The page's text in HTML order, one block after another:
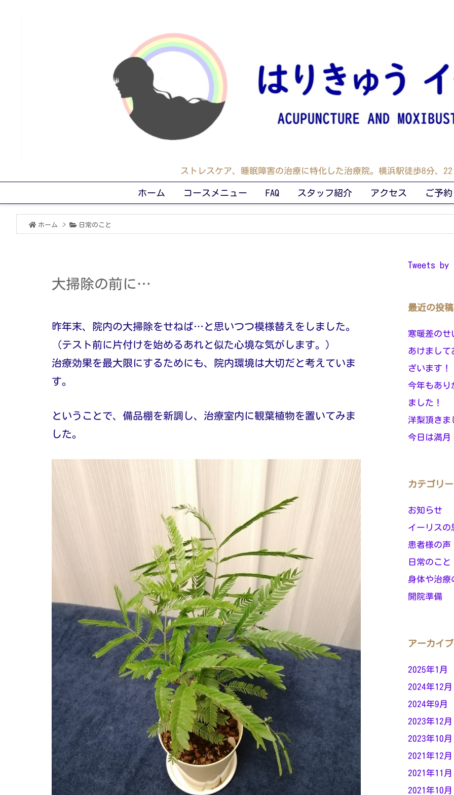
ストレスケア、睡眠障害の治療に特化した治療院。横浜駅徒歩8分、
ホーム コースメニュー FAQ スタッフ紹介 アクセス ご予
ホーム > 日常のこと
大掃除の前に…
昨年末、院内の大掃除をせねば…と思いつつ模様替えをしました。
（テスト前に片付けを始めるあれと似た心境な気がします。）
治療効果を最大限にするためにも、院内環境は大切だと考えていま
す。
ということで、備品棚を新調し、治療室内に観葉植物を置いてみま
した。
Tweets
最近の投稿
寒暖差のせ
あけまして
ざいます！
今年もあり
ました！
洋梨頂きま
今日は満月
カテゴリー
お知らせ
イーリスの
患者様の声
日常のこと
身体や治療
開院準備
アーカイブ
2025年1月
2024年12月
2024年9月
2023年12月
2023年10月
2021年12月
2021年11月
2021年10月